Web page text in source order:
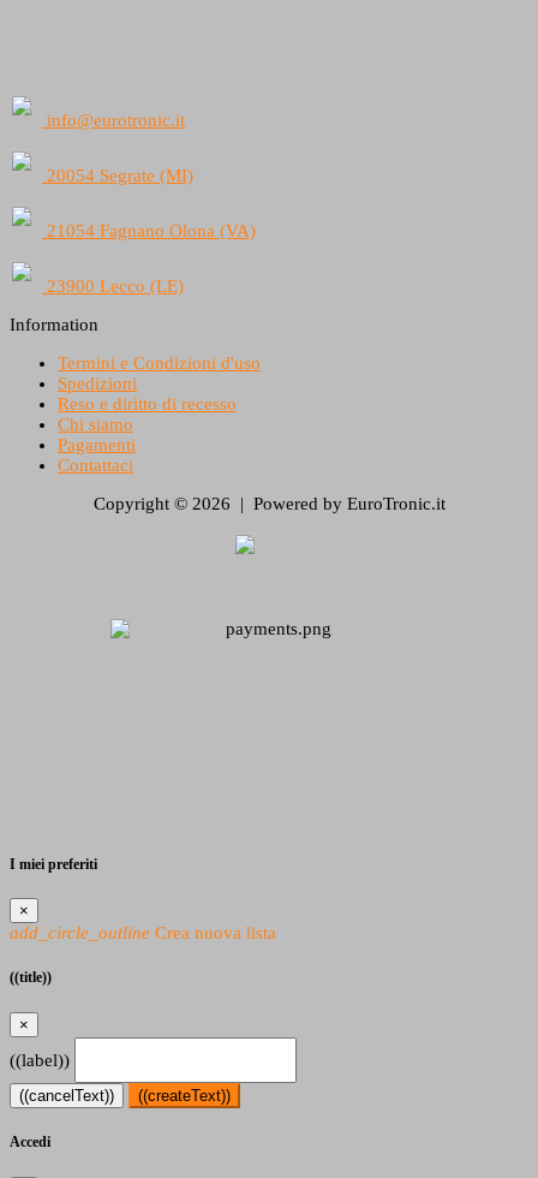
info@eurotronic.it
20054 Segrate (MI)
21054 Fagnano Olona (VA)
23900 Lecco (LE)
Information
Termini e Condizioni d'uso
Spedizioni
Reso e diritto di recesso
Chi siamo
Pagamenti
Contattaci
Copyright © 2026 | Powered by EuroTronic.it
I miei preferiti
×
add_circle_outline Crea nuova lista
((title))
×
((label))
((cancelText)) ((createText))
Accedi